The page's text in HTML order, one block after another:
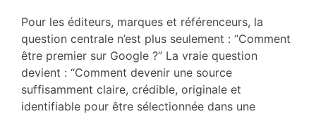
Pour les éditeurs, marques et référenceurs, la
question centrale n’est plus seulement : “Comment
être premier sur Google ?” La vraie question
devient : “Comment devenir une source
suffisamment claire, crédible, originale et
identifiable pour être sélectionnée dans une